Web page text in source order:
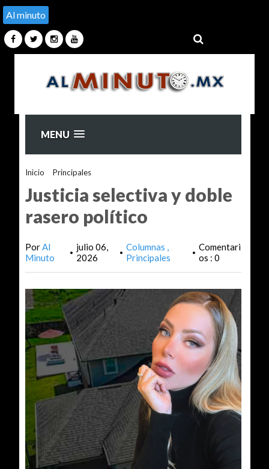
Al minuto
MENU
Inicio Principales>
Justicia selectiva y doble
rasero político
PorAl
Minuto
• julio 06,
2026
• Columnas
Principales
• Comentari
os : 0